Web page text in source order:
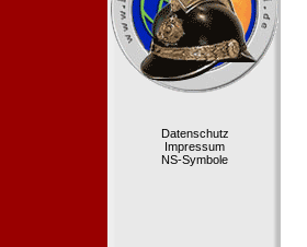
Datenschutz
Impressum
NS-Symbole